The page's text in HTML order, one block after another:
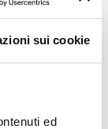
sui cookie
ed